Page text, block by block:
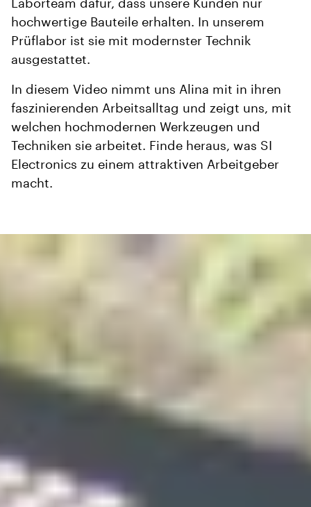
Laborteam dafür, dass unsere Kunden nur
hochwertige Bauteile erhalten. In unserem
Prüflabor ist sie mit modernster Technik
ausgestattet.
In diesem Video nimmt uns Alina mit in ihren
faszinierenden Arbeitsalltag und zeigt uns, mit
welchen hochmodernen Werkzeugen und
Techniken sie arbeitet. Finde heraus, was SI
Electronics zu einem attraktiven Arbeitgeber
macht.